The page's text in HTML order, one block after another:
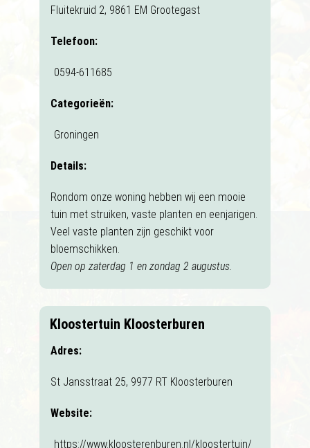
Fluitekruid 2, 9861 EM Grootegast
Telefoon:
0594-611685
Categorieën:
Groningen
Details:
Rondom onze woning hebben wij een mooie
tuin met struiken, vaste planten en eenjarigen.
Veel vaste planten zijn geschikt voor
bloemschikken.
Open op zaterdag 1 en zondag 2 augustus.
Kloostertuin Kloosterburen
Adres:
St Jansstraat 25, 9977 RT Kloosterburen
Website:
https://www.kloosterenburen.nl/kloostertuin/